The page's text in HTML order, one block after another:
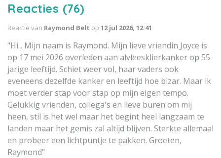
dit artikel doorbreken we tien
rouwverwerking die je met een
leggen.
Reacties (76)
Reactie van Raymond Belt op 12 jul 2026, 12:41
"Hi , Mijn naam is Raymond. Mijn lieve vriendin Joyce is
op 17 mei 2026 overleden aan alvleesklierkanker op 55
jarige leeftijd. Schiet weer vol, haar vaders ook
eveneens dezelfde kanker en leeftijd hoe bizar. Maar ik
moet verder stap voor stap op mijn eigen tempo.
Gelukkig vrienden, collega's en lieve buren om mij
heen, stil is het wel maar het begint heel langzaam te
landen maar het gemis zal altijd blijven. Sterkte allemaal
en probeer een lichtpuntje te pakken. Groeten,
Raymond"